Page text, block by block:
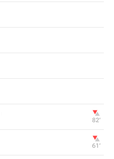
82‎’‎
61‎’‎